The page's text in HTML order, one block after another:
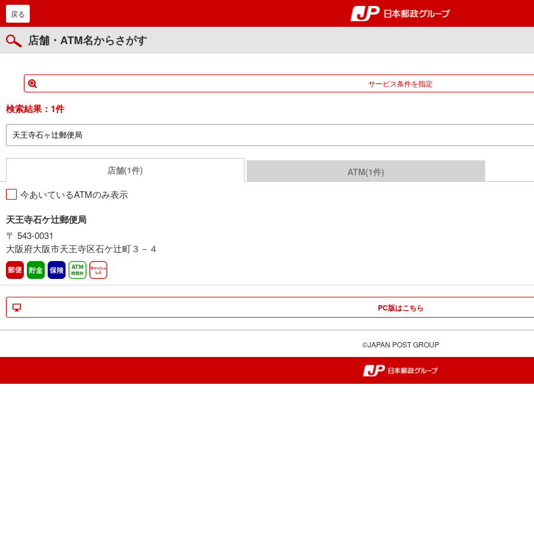
郵便局・日本郵政グループ
戻る
店舗・ATM名からさがす
サービス条件を指定
検索結果： 1件
店舗(1件) ATM(1件)
今あいているATMのみ表示
天王寺石ケ辻郵便局
〒 543-0031
大阪府大阪市天王寺区石ケ辻町３－４
郵便 貯金 保険 ATM時間外
PC版はこちら
©JAPAN POST GROUP